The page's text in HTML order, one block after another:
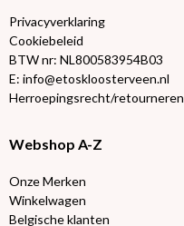
Privacyverklaring
Cookiebeleid
BTW nr: NL800583954B03
E: info@etoskloosterveen.nl
Herroepingsrecht/retourneren
Webshop A-Z
Onze Merken
Winkelwagen
Belgische klanten